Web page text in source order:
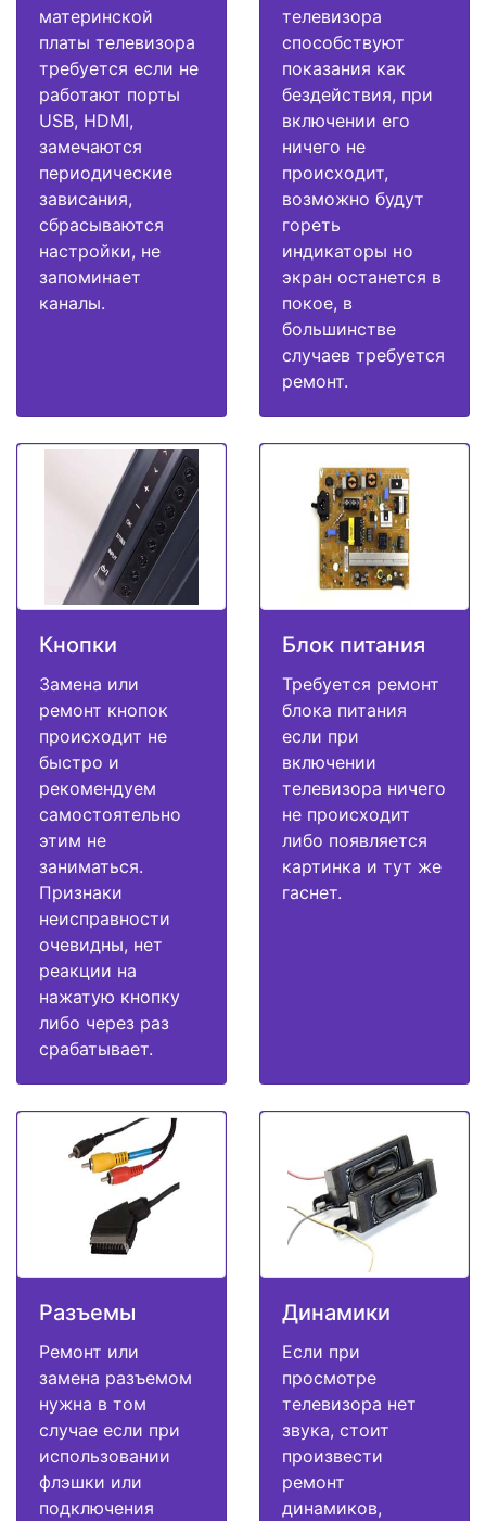
материнской
платы телевизора
требуется если не
работают порты
USB, HDMI,
замечаются
периодические
зависания,
сбрасываются
настройки, не
запоминает
каналы.
телевизора
способствуют
показания как
бездействия, при
включении его
ничего не
происходит,
возможно будут
гореть
индикаторы но
экран останется в
покое, в
большинстве
случаев требуется
ремонт.
Кнопки
Замена или
ремонт кнопок
происходит не
быстро и
рекомендуем
самостоятельно
этим не
заниматься.
Признаки
неисправности
очевидны, нет
реакции на
нажатую кнопку
либо через раз
срабатывает.
Блок питания
Требуется ремонт
блока питания
если при
включении
телевизора ничего
не происходит
либо появляется
картинка и тут же
гаснет.
Разъемы
Ремонт или
замена разъемом
нужна в том
случае если при
использовании
флэшки или
подключения
Динамики
Если при
просмотре
телевизора нет
звука, стоит
произвести
ремонт
динамиков,